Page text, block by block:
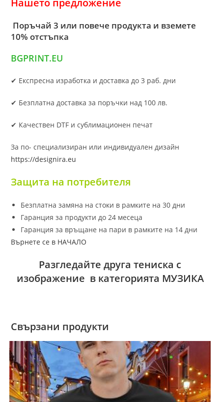
Нашето предложение
Поръчай 3 или повече продукта и вземете
10% отстъпка
BGPRINT.EU
✔ Експресна изработка и доставка до 3 раб. дни
✔ Безплатна доставка за поръчки над 100 лв.
✔ Качествен DTF и сублимационен печат
За по- специализиран или индивидуален дизайн
https://designira.eu
Защита на потребителя
Безплатна замяна на стоки в рамките на 30 дни
Гаранция за продукти до 24 месеца
Гаранция за връщане на пари в рамките на 14 дни
Върнете се в НАЧАЛО
Разгледайте друга тениска с
изображение в категорията МУЗИКА
Свързани продукти